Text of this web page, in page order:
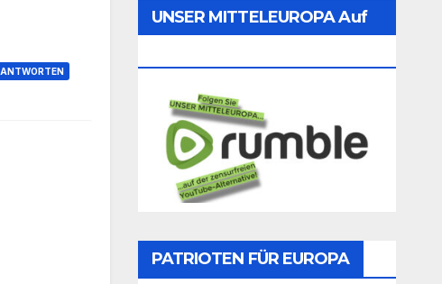
ANTWORTEN
UNSER MITTELEUROPA Auf
PATRIOTEN FÜR EUROPA